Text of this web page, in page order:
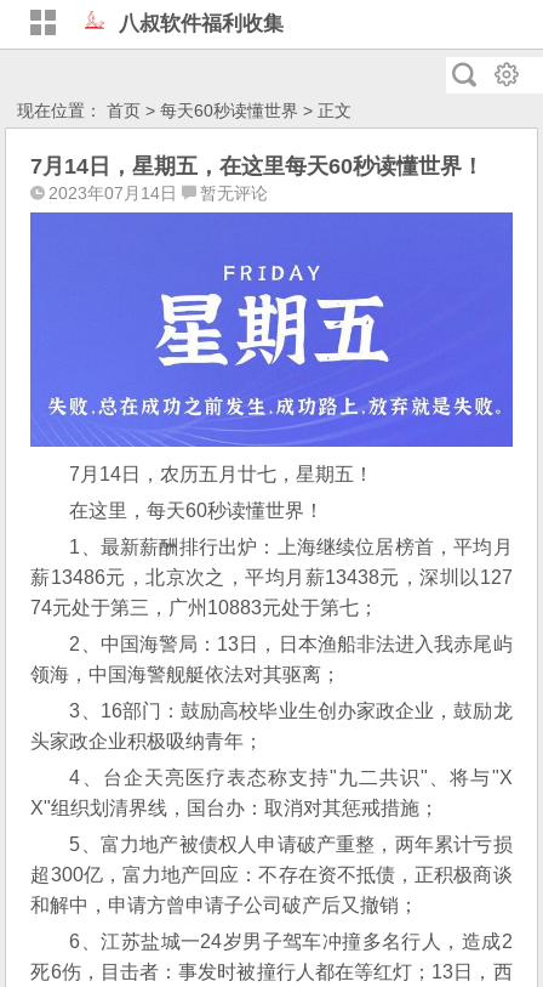
八叔软件福利收集
现在位置：首页 >每天60秒读懂世界 > 正文
7月14日，星期五，在这里每天60秒读懂世界！
2023年07月14日 暂无评论
7月14日，农历五月廿七，星期五！
在这里，每天60秒读懂世界！
1、最新薪酬排行出炉：上海继续位居榜首，平均月
薪13486元，北京次之，平均月薪13438元，深圳以127
74元处于第三，广州10883元处于第七；
2、中国海警局：13日，日本渔船非法进入我赤尾屿
领海，中国海警舰艇依法对其驱离；
3、16部门：鼓励高校毕业生创办家政企业，鼓励龙
头家政企业积极吸纳青年；
4、台企天亮医疗表态称支持"九二共识"、将与"X
X"组织划清界线，国台办：取消对其惩戒措施；
5、富力地产被债权人申请破产重整，两年累计亏损
超300亿，富力地产回应：不存在资不抵债，正积极商谈
和解中，申请方曾申请子公司破产后又撤销；
6、江苏盐城一24岁男子驾车冲撞多名行人，造成2
死6伤，目击者：事发时被撞行人都在等红灯；13日，西